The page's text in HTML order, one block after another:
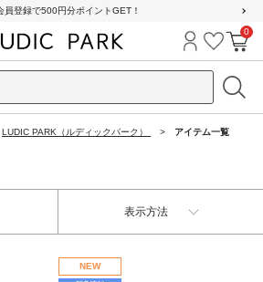
員登録で500円分ポイントGET！
ログイン
お気に
カ
0
LUDIC PARK（ルディックパーク） アイテム一覧
表示方法
NEW